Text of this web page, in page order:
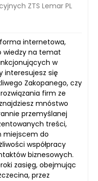
ZTS Lemar PL
internetowa,
wiedzy na temat
w
interesujesz się
Zakopanego, czy
firm ze
mnóstwo
przemyślanej
treści,
miejscem do
współpracy
biznesowych.
zasięg, obejmując
przez